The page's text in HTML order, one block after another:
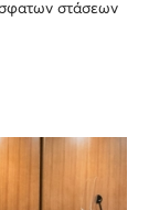
στάσεων